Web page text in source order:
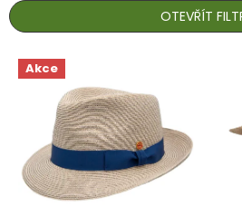
p
r
o
d
OTEVŘÍT
V Akce